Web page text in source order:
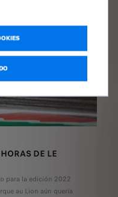
DE LE
para la edición 2022
au Lion aún quería